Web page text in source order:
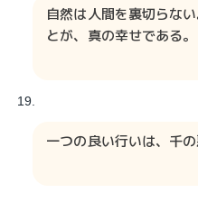
自然は人間を裏切らな
とが、真の幸せである。
一つの良い行いは、千